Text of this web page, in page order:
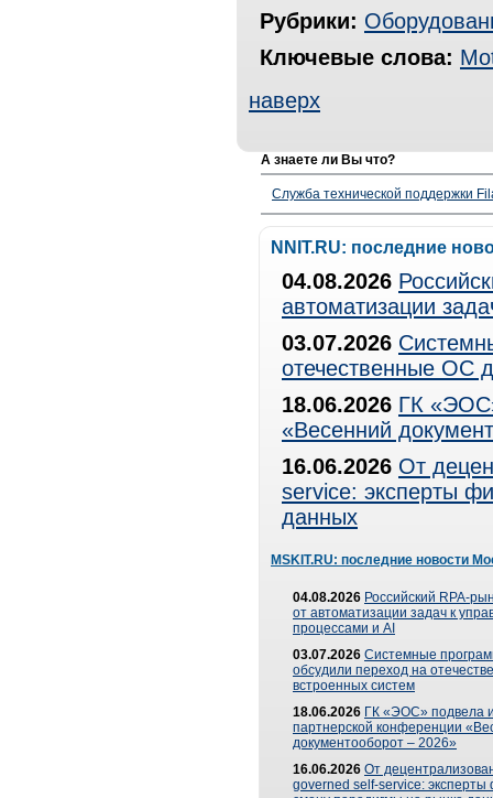
Рубрики:
Ключевые слова:
наверх
А знаете ли Вы что?
Служба технической поддержки
NNIT.RU: последние
04.08.2026
автоматизации
03.07.2026
отечественные ОС
18.06.2026 ГК
«Весенний
16.06.2026 От
service: эксперты
данных
MSKIT.RU: последние новости
04.08.2026 Российский RPA-
от автоматизации задач к
процессами и AI
03.07.2026 Системные
обсудили переход на
встроенных систем
18.06.2026 ГК «ЭОС» подвела
партнерской конференции
документооборот – 2026»
16.06.2026 От
governed self-service: эксперты